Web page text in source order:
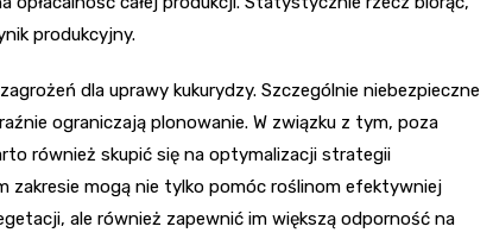
produkcyjny.
dla uprawy kukurydzy. Szczególnie niebezpieczne
ograniczają plonowanie. W związku z tym, poza
również skupić się na optymalizacji strategii
zakresie mogą nie tylko pomóc roślinom efektywniej
ale również zapewnić im większą odporność na